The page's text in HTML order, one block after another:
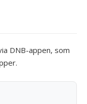
DNB-appen, som